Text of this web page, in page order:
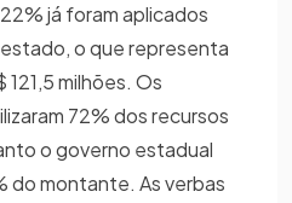
já foram aplicados
o que representa
milhões. Os
72% dos recursos
o governo estadual
do montante. As verbas